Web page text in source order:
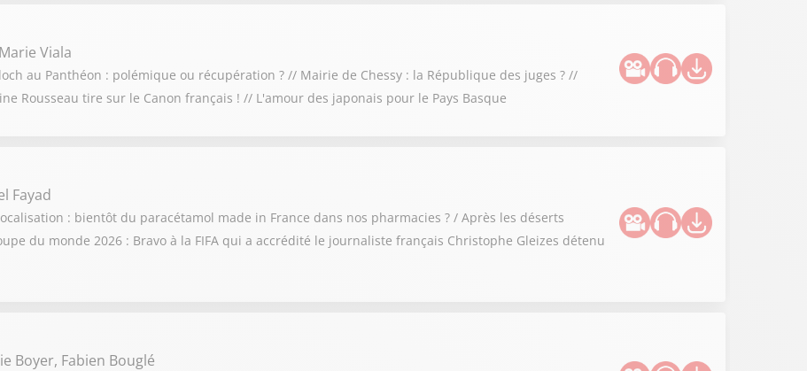
Viala
au Panthéon : polémique ou récupération ? // Mairie de Chessy : la République des juges ? //
Rousseau tire sur le Canon français ! // L'amour des japonais pour le Pays Basque
Fayad
: bientôt du paracétamol made in France dans nos pharmacies ? / Après les déserts
du monde 2026 : Bravo à la FIFA qui a accrédité le journaliste français Christophe Gleizes détenu
Boyer, Fabien Bouglé